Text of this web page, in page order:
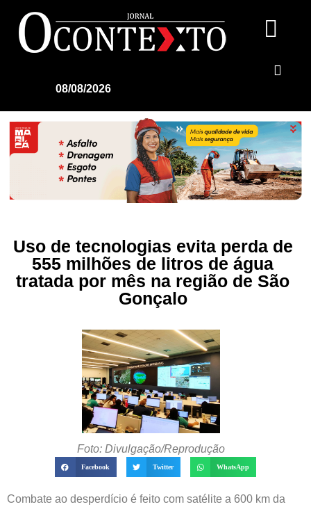
08/08/2026
Uso de tecnologias evita perda de
555 milhões de litros de água
tratada por mês na região de São
Gonçalo
Foto: Divulgação/Reprodução
Facebook Twitter WhatsApp
Combate ao desperdício é feito com satélite a 600 km da